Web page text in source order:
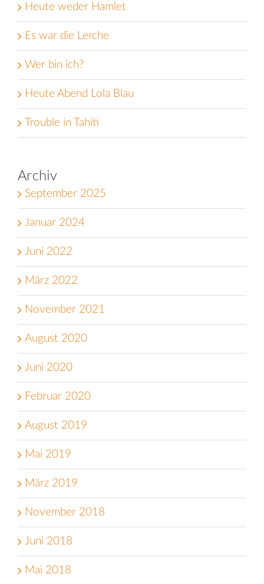
Heute weder Hamlet
Es war die Lerche
Wer bin ich?
Heute Abend Lola Blau
Trouble in Tahiti
Archiv
September 2025
Januar 2024
Juni 2022
März 2022
November 2021
August 2020
Juni 2020
Februar 2020
August 2019
Mai 2019
März 2019
November 2018
Juni 2018
Mai 2018